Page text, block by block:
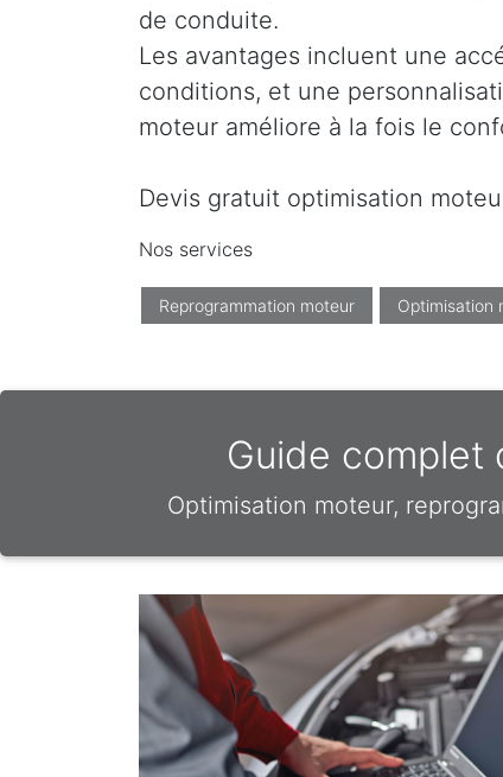
de conduite.
Les avantages incluent une
conditions, et une
moteur améliore à la fois le
Devis gratuit optimisation
Nos services
Reprogrammation moteur Optimisation
Guide complet
Optimisation moteur,